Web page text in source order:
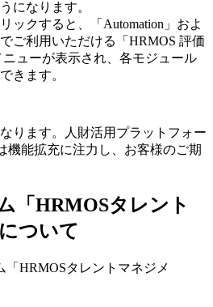
になります。
ックすると、「Automation」およ
ご利用いただける「HRMOS 評価
ニューが表示され、各モジュール
きます。
ります。人財活用プラットフォー
機能拡充に注力し、お客様のご期
「HRMOSタレント
ついて